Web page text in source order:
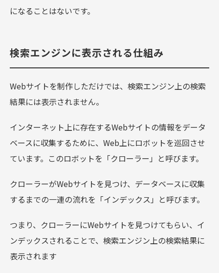
になることはないです。
検索エンジンに表示される仕組み
Webサイトを制作しただけでは、検索エンジン上の検索
結果には表示されません。
インターネット上に存在するWebサイトの情報をデータ
ベースに収集するために、Web上にロボットを巡回させ
ています。このロボットを「クローラー」と呼びます。
クローラーがWebサイトを見つけ、データベースに収集
するまでの一連の流れを「インデックス」と呼びます。
つまり、クローラーにWebサイトを見つけてもらい、イ
ンデックスされることで、検索エンジン上の検索結果に
表示されます